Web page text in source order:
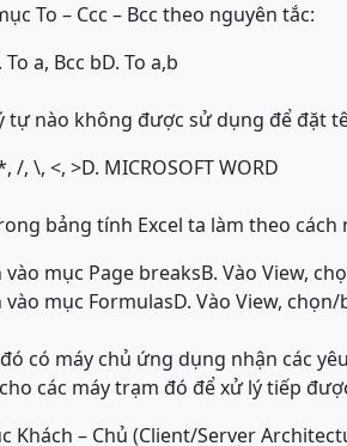
To – Ccc – Bcc theo nguyên tắc:
To a, Bcc bD. To a,b
tự nào không được sử dụng để đặt
/, \, <, >D. MICROSOFT WORD
bảng tính Excel ta làm theo cách
mục Page breaksB. Vào View,
vào mục FormulasD. Vào View,
có máy chủ ứng dụng nhận các
các máy trạm đó để xử lý tiếp
Khách – Chủ (Client/Server